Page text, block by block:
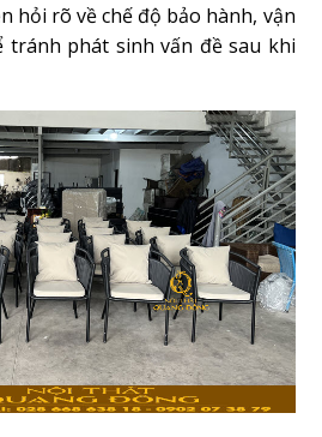
hỏi rõ về chế độ bảo hành, vận
tránh phát sinh vấn đề sau khi